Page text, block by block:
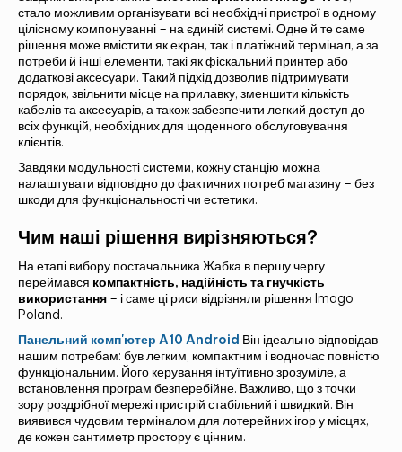
стало можливим організувати всі необхідні пристрої в одному
цілісному компонуванні – на єдиній системі. Одне й те саме
рішення може вмістити як екран, так і платіжний термінал, а за
потреби й інші елементи, такі як фіскальний принтер або
додаткові аксесуари. Такий підхід дозволив підтримувати
порядок, звільнити місце на прилавку, зменшити кількість
кабелів та аксесуарів, а також забезпечити легкий доступ до
всіх функцій, необхідних для щоденного обслуговування
клієнтів.
Завдяки модульності системи, кожну станцію можна
налаштувати відповідно до фактичних потреб магазину – без
шкоди для функціональності чи естетики.
Чим наші рішення вирізняються?
На етапі вибору постачальника Жабка в першу чергу
переймався компактність, надійність та гнучкість
використання – і саме ці риси відрізняли рішення Imago
Poland.
Панельний комп'ютер A10 Android Він ідеально відповідав
нашим потребам: був легким, компактним і водночас повністю
функціональним. Його керування інтуїтивно зрозуміле, а
встановлення програм безперебійне. Важливо, що з точки
зору роздрібної мережі пристрій стабільний і швидкий. Він
виявився чудовим терміналом для лотерейних ігор у місцях,
де кожен сантиметр простору є цінним.